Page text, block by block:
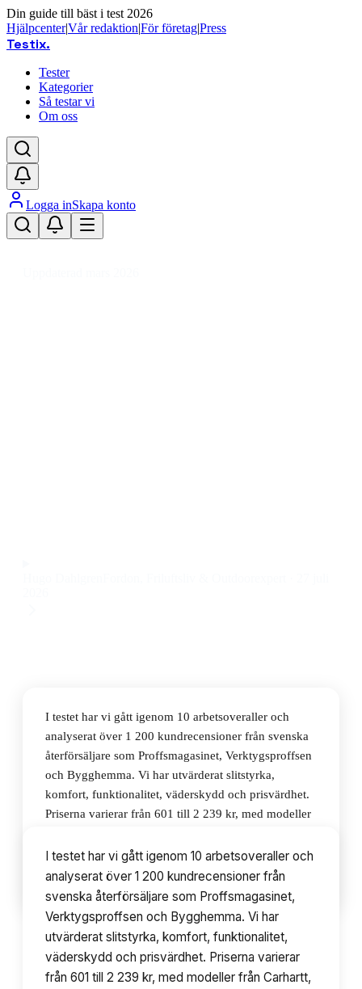
Din guide till bäst i test 2026
Hjälpcenter|Vår redaktion|För företag|Press
Testix.
Tester
Kategorier
Så testar vi
Om oss
Logga inSkapa konto
I testet har vi gått igenom 10 arbetsoveraller och
analyserat över 1 200 kundrecensioner från svenska
återförsäljare som Proffsmagasinet, Verktygsproffsen
och Bygghemma. Vi har utvärderat slitstyrka,
komfort, funktionalitet, väderskydd och prisvärdhet.
Priserna varierar från 601 till 2 239 kr, med modeller
Innehållsförteckning 10avsnitt
I testet har vi gått igenom 10 arbetsoveraller och
analyserat över 1 200 kundrecensioner från
svenska återförsäljare som Proffsmagasinet,
Verktygsproffsen och Bygghemma. Vi har
utvärderat slitstyrka, komfort, funktionalitet,
väderskydd och prisvärdhet. Priserna varierar
från 601 till 2 239 kr, med modeller från Carhartt,